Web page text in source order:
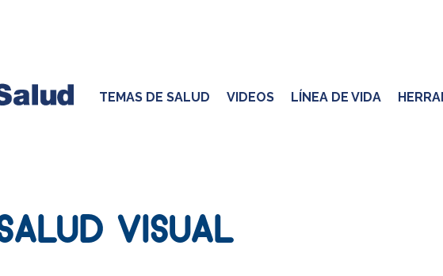
TEMAS DE SALUD VIDEOS LÍNEA DE VIDA
VISUAL